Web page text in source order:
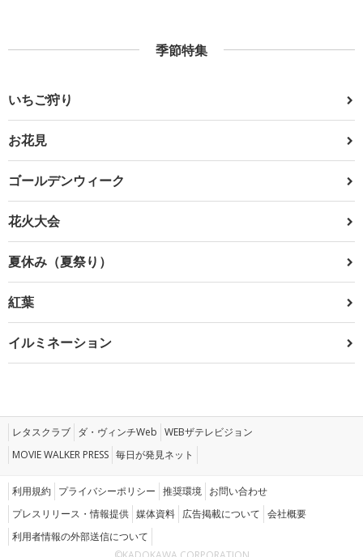
季節特集
いちご狩り
お花見
ゴールデンウィーク
花火大会
夏休み（夏祭り）
紅葉
イルミネーション
レタスクラブ ダ・ヴィンチWeb WEBザテレビジョン
MOVIE WALKER PRESS 毎日が発見ネット
利用規約 プライバシーポリシー 推奨環境 お問い合わせ
プレスリリース・情報提供 媒体資料 広告掲載について 会社概要
利用者情報の外部送信について